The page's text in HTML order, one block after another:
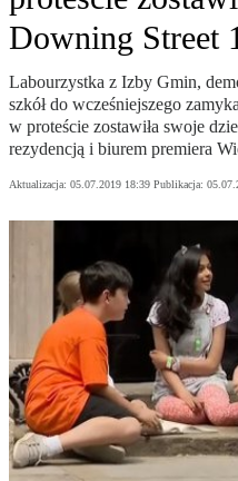
Downing Street
Labourzystka z Izby Gmin,
szkół do wcześniejszego
w proteście zostawiła swoje
rezydencją i biurem premiera
Aktualizacja: 05.07.2019 18:39 Publikacja: